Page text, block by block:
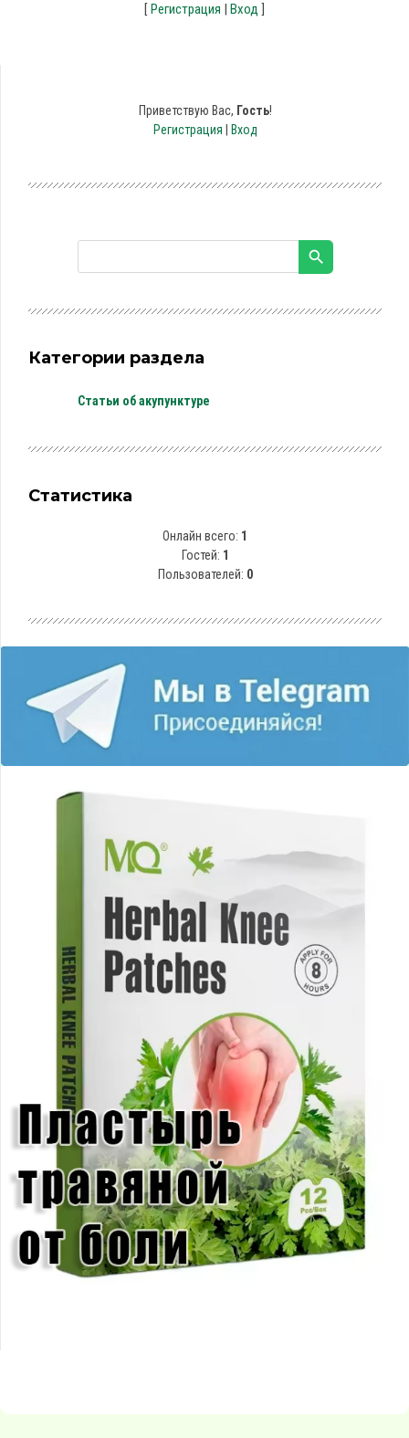
[Регистрация | Вход ]
Приветствую Вас, Гость!
Регистрация
Вход
Категории раздела
Статьи об акупунктуре
Статистика
Онлайн всего: 1
Гостей: 1
Пользователей: 0